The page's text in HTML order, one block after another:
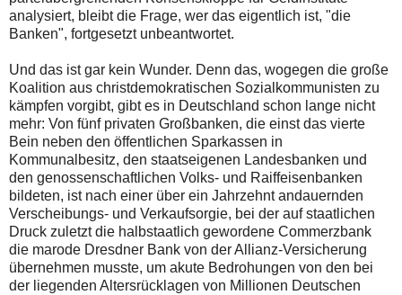
analysiert, bleibt die Frage, wer das eigentlich ist, "die
Banken", fortgesetzt unbeantwortet.
Und das ist gar kein Wunder. Denn das, wogegen die große
Koalition aus christdemokratischen Sozialkommunisten zu
kämpfen vorgibt, gibt es in Deutschland schon lange nicht
mehr: Von fünf privaten Großbanken, die einst das vierte
Bein neben den öffentlichen Sparkassen in
Kommunalbesitz, den staatseigenen Landesbanken und
den genossenschaftlichen Volks- und Raiffeisenbanken
bildeten, ist nach einer über ein Jahrzehnt andauernden
Verscheibungs- und Verkaufsorgie, bei der auf staatlichen
Druck zuletzt die halbstaatlich gewordene Commerzbank
die marode Dresdner Bank von der Allianz-Versicherung
übernehmen musste, um akute Bedrohungen von den bei
der liegenden Altersrücklagen von Millionen Deutschen